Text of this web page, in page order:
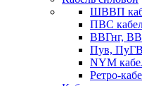
ШВВП
ПВС
ВВГнг,
Пув, ПуГВ
NYM
Ретро-